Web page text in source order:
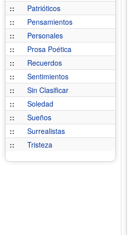
::
Patrióticos
::
Pensamientos
::
Personales
::
Prosa Poética
::
Recuerdos
::
Sentimientos
::
Sin Clasificar
::
Soledad
::
Sueños
::
Surrealistas
::
Tristeza